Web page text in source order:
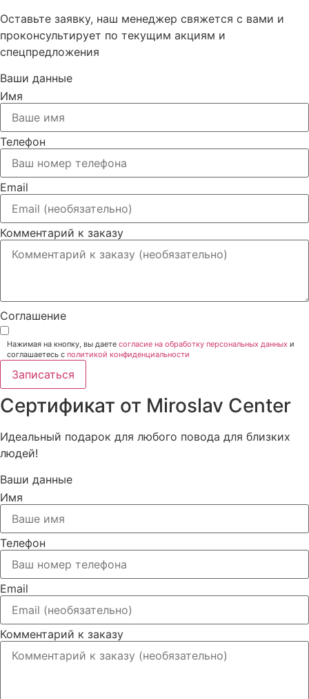
Оставьте заявку, наш менеджер свяжется с вами и
проконсультирует по текущим акциям и
спецпредложения
Ваши данные
Имя
Телефон
Email
Комментарий к заказу
Соглашение
Нажимая на кнопку, вы даете согласие на обработку персональных данных и
соглашаетесь c политикой конфиденциальности
Записаться
Сертификат от Miroslav Сenter
Идеальный подарок для любого повода для близких
людей!
Ваши данные
Имя
Телефон
Email
Комментарий к заказу